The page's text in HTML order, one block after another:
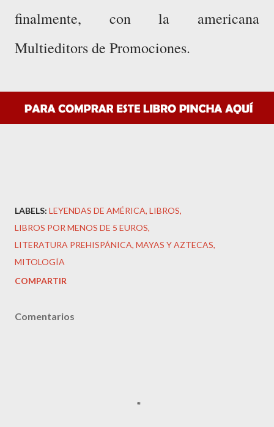
finalmente, con la americana
Multieditors de Promociones.
LABELS: LEYENDAS DE AMÉRICA LIBROS
LIBROS POR MENOS DE 5 EUROS
LITERATURA PREHISPÁNICA MAYAS Y AZTECAS
MITOLOGÍA
COMPARTIR
Comentarios